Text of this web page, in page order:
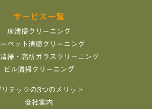
サービス一覧
床清掃クリーニング
ペット清掃クリーニング
掃・高所ガラスクリーニング
ビル清掃クリーニング
リテックの3つのメリット
会社案内